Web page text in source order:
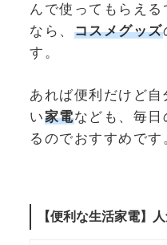
んで使ってもらえ
なら、 コスメグッズ
す。
あれば便利だけど
い家電なども、毎日
るのでおすすめです